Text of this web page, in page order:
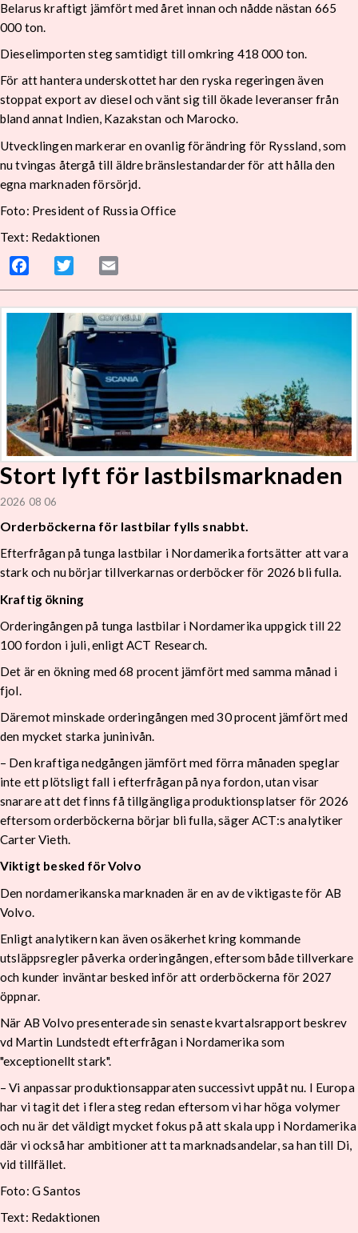
Belarus kraftigt jämfört med året innan och nådde nästan 665
000 ton.
Dieselimporten steg samtidigt till omkring 418 000 ton.
För att hantera underskottet har den ryska regeringen även
stoppat export av diesel och vänt sig till ökade leveranser från
bland annat Indien, Kazakstan och Marocko.
Utvecklingen markerar en ovanlig förändring för Ryssland, som
nu tvingas återgå till äldre bränslestandarder för att hålla den
egna marknaden försörjd.
Foto: President of Russia Office
Text: Redaktionen
Facebook Twitter
Stort lyft för lastbilsmarknaden
2026 08 06
Orderböckerna för lastbilar fylls snabbt.
Efterfrågan på tunga lastbilar i Nordamerika fortsätter att vara
stark och nu börjar tillverkarnas orderböcker för 2026 bli fulla.
Kraftig ökning
Orderingången på tunga lastbilar i Nordamerika uppgick till 22
100 fordon i juli, enligt ACT Research.
Det är en ökning med 68 procent jämfört med samma månad i
fjol.
Däremot minskade orderingången med 30 procent jämfört med
den mycket starka juninivån.
– Den kraftiga nedgången jämfört med förra månaden speglar
inte ett plötsligt fall i efterfrågan på nya fordon, utan visar
snarare att det finns få tillgängliga produktionsplatser för 2026
eftersom orderböckerna börjar bli fulla, säger ACT:s analytiker
Carter Vieth.
Viktigt besked för Volvo
Den nordamerikanska marknaden är en av de viktigaste för AB
Volvo.
Enligt analytikern kan även osäkerhet kring kommande
utsläppsregler påverka orderingången, eftersom både tillverkare
och kunder inväntar besked inför att orderböckerna för 2027
öppnar.
När AB Volvo presenterade sin senaste kvartalsrapport beskrev
vd Martin Lundstedt efterfrågan i Nordamerika som
"exceptionellt stark".
– Vi anpassar produktionsapparaten successivt uppåt nu. I Europa
har vi tagit det i flera steg redan eftersom vi har höga volymer
och nu är det väldigt mycket fokus på att skala upp i Nordamerika
där vi också har ambitioner att ta marknadsandelar, sa han till Di,
vid tillfället.
Foto: G Santos
Text: Redaktionen